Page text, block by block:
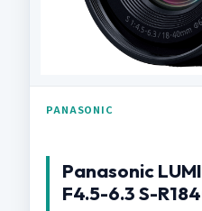
PANASONIC
Panasonic
F4.5-6.3 S-